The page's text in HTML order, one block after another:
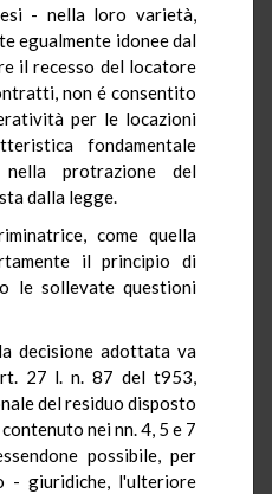
- nella loro varietà,
egualmente idonee dal
il recesso del locatore
non é consentito
per le locazioni
fondamentale
nella protrazione del
dalla legge.
come quella
il principio di
le sollevate questioni
decisione adottata va
27 l. n. 87 del t953,
del residuo disposto
nei nn. 4, 5 e 7
possibile, per
- giuridiche, l'ulteriore